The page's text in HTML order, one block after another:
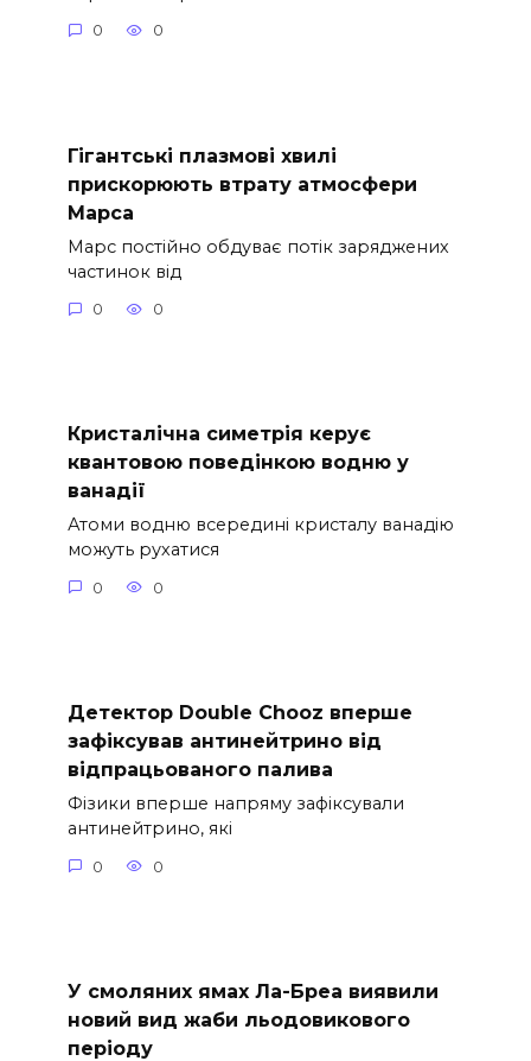
0 0
Гігантські плазмові хвилі
прискорюють втрату атмосфери
Марса
Марс постійно обдуває потік заряджених
частинок від
0 0
Кристалічна симетрія керує
квантовою поведінкою водню у
ванадії
Атоми водню всередині кристалу ванадію
можуть рухатися
0 0
Детектор Double Chooz вперше
зафіксував антинейтрино від
відпрацьованого палива
Фізики вперше напряму зафіксували
антинейтрино, які
0 0
У смоляних ямах Ла-Бреа виявили
новий вид жаби льодовикового
періоду